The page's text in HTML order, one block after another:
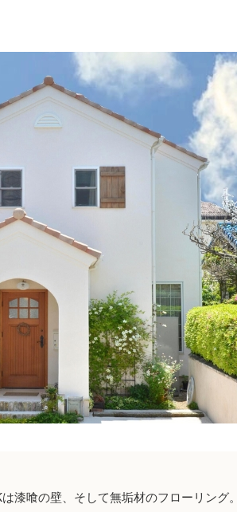
漆喰の壁、そして無垢材のフローリング。